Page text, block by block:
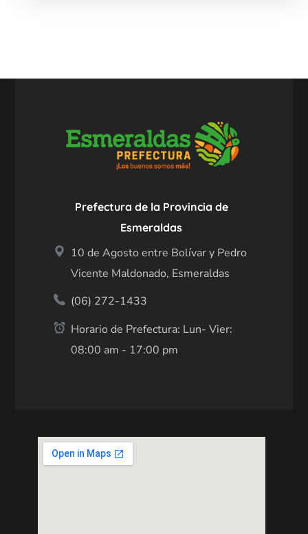
Prefectura de la Provincia de
Esmeraldas
10 de Agosto entre Bolívar y Pedro
Vicente Maldonado, Esmeraldas
(06) 272-1433
Horario de Prefectura: Lun- Vier:
08:00 am - 17:00 pm